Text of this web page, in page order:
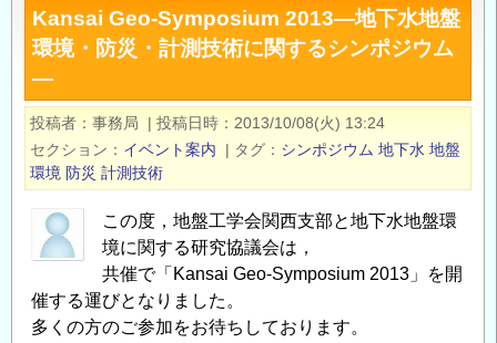
く
ず
Kansai Geo-Symposium 2013―地下水地盤
環境・防災・計測技術に関するシンポジウム
―
投稿者 事務局 | 投稿日時
2013/10/08(火) 13:24
セクション
イベント案内 | タグ シンポジウム 地下水 地盤
環境 防災 計測技術
この度，地盤工学会関西支部と地下水地盤環
境に関する研究協議会は，
共催で「Kansai Geo-Symposium 2013」を開
催する運びとなりました。
多くの方のご参加をお待ちしております。